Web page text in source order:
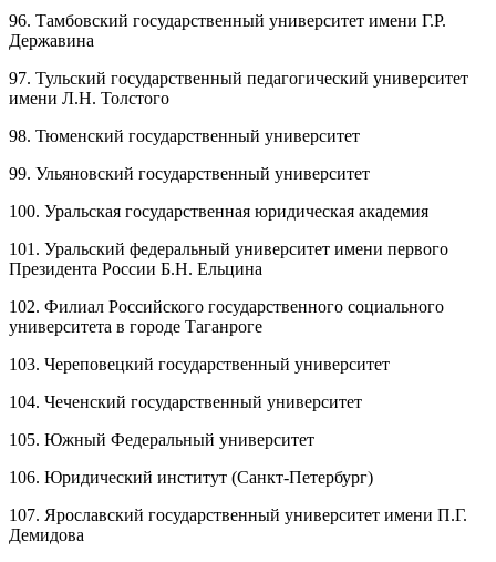
96. Тамбовский государственный университет имени Г.Р.
Державина
97. Тульский государственный педагогический университет
имени Л.Н. Толстого
98. Тюменский государственный университет
99. Ульяновский государственный университет
100. Уральская государственная юридическая академия
101. Уральский федеральный университет имени первого
Президента России Б.Н. Ельцина
102. Филиал Российского государственного социального
университета в городе Таганроге
103. Череповецкий государственный университет
104. Чеченский государственный университет
105. Южный Федеральный университет
106. Юридический институт (Санкт-Петербург)
107. Ярославский государственный университет имени П.Г.
Демидова